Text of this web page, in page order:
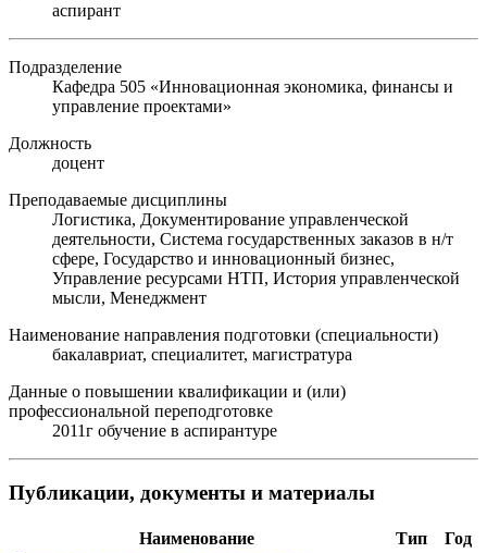
аспирант
Подразделение
Кафедра 505 «Инновационная экономика, финансы и
управление проектами»
Должность
доцент
Преподаваемые дисциплины
Логистика, Документирование управленческой
деятельности, Система государственных заказов в н/т
сфере, Государство и инновационный бизнес,
Управление ресурсами НТП, История управленческой
мысли, Менеджмент
Наименование направления подготовки (специальности)
бакалавриат, специалитет, магистратура
Данные о повышении квалификации и (или)
профессиональной переподготовке
2011г обучение в аспирантуре
Публикации, документы и материалы
Наименование Тип
Год